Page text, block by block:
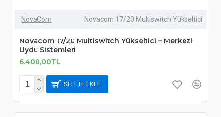
NovaCom Novacom 17/20 Multiswitch Yükseltici
Novacom 17/20 Multiswitch Yükseltici – Merkezi
Uydu Sistemleri
6.400,00TL
SEPETE EKLE